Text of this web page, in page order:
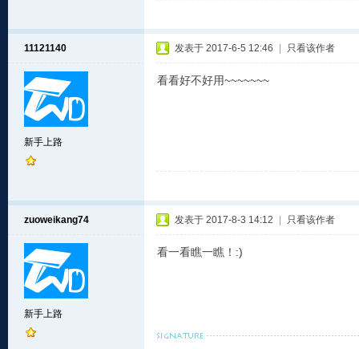
11121140
新手上路
发表于 2017-6-5 12:46 只看该作者
看看好不好用~~~~~~~
zuoweikang74
新手上路
发表于 2017-8-3 14:12 只看该作者
看一看瞧一瞧！:)